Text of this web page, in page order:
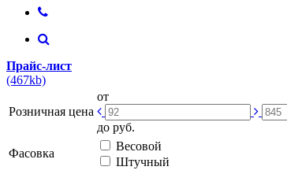
Прайс-лист
(467kb)
Розничная цена
от
до руб.
Фасовка
Весовой
Штучный